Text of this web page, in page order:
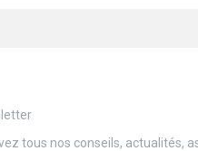
tous nos conseils, actualités,